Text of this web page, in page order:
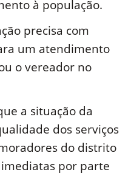
à população.
precisa com
um atendimento
o vereador no
a situação da
dos serviços
do distrito
por parte